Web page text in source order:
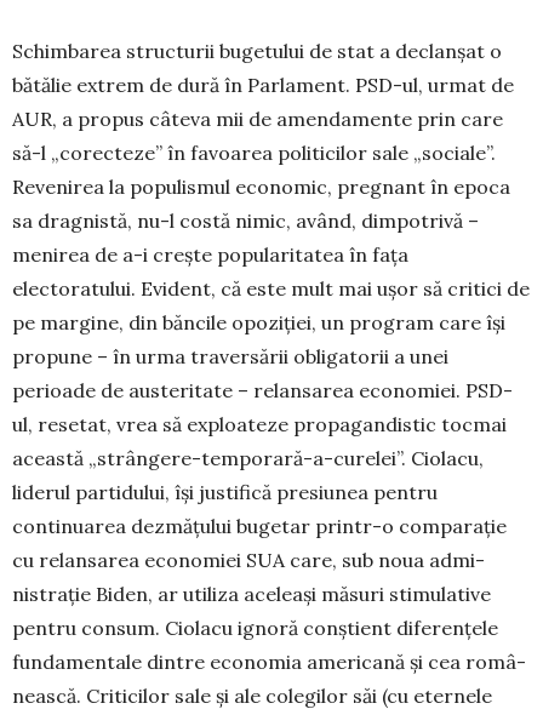
Schimbarea structurii bugetului de stat a declanșat o
bătălie extrem de dură în Parlament. PSD-ul, urmat de
AUR, a propus câteva mii de amendamente prin care
să-l „corecteze” în favoarea politicilor sale „sociale”.
Re­venirea la populismul economic, pregnant în epoca
sa dragnistă, nu-l costă nimic, având, dimpotrivă –
menirea de a-i crește popularitatea în fața
electoratului. Evident, că este mult mai ușor să critici de
pe margine, din băncile opo­ziției, un program care își
propune – în urma traver­sării obligatorii a unei
perioade de austeritate – relansa­rea economiei. PSD-
ul, resetat, vrea să exploateze pro­pagandistic tocmai
această „strângere-temporară-a-cu­relei”. Ciolacu,
liderul partidului, își justifică presiunea pentru
continuarea dezmățului bugetar printr-o com­parație
cu relansarea economiei SUA care, sub noua ad­mi­
nistrație Biden, ar utiliza aceleași măsuri stimulative
pen­tru consum. Ciolacu ignoră conștient diferențele
fun­da­mentale dintre economia americană și cea ro­mâ­
neas­că. Criticilor sale și ale colegilor săi (cu eternele